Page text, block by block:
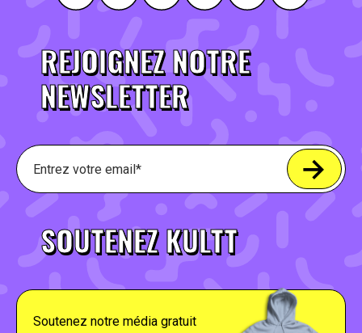
REJOIGNEZ NOTRE
NEWSLETTER
SOUTENEZ KULTT
Soutenez notre média gratuit